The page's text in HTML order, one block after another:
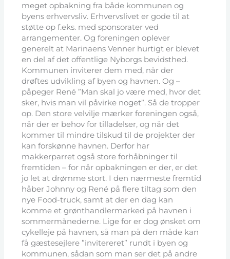
meget opbakning fra både kommunen og
byens erhvervsliv. Erhvervslivet er gode til at
støtte op f.eks. med sponsorater ved
arrangementer. Og foreningen oplever
generelt at Marinaens Venner hurtigt er blevet
en del af det offentlige Nyborgs bevidsthed.
Kommunen inviterer dem med, når der
drøftes udvikling af byen og havnen. Og –
påpeger René ”Man skal jo være med, hvor det
sker, hvis man vil påvirke noget”. Så de tropper
op. Den store velvilje mærker foreningen også,
når der er behov for tilladelser, og når det
kommer til mindre tilskud til de projekter der
kan forskønne havnen. Derfor har
makkerparret også store forhåbninger til
fremtiden – for når opbakningen er der, er det
jo let at drømme stort. I den nærmeste fremtid
håber Johnny og René på flere tiltag som den
nye Food-truck, samt at der en dag kan
komme et grønthandlermarked på havnen i
sommermånederne. Lige for er dog ønsket om
cykelleje på havnen, så man på den måde kan
få gæstesejlere ”invitereret” rundt i byen og
kommunen, sådan som man ser det på andre